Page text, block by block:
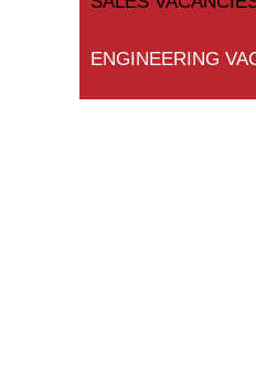
ENGINEERING